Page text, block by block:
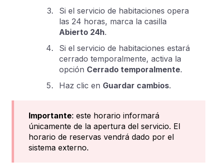
Si el servicio de habitaciones opera
las 24 horas, marca la casilla
Abierto 24h.
Si el servicio de habitaciones estará
cerrado temporalmente, activa la
opción Cerrado temporalmente.
Haz clic en Guardar cambios.
Importante: este horario informará
únicamente de la apertura del servicio. El
horario de reservas vendrá dado por el
sistema externo.